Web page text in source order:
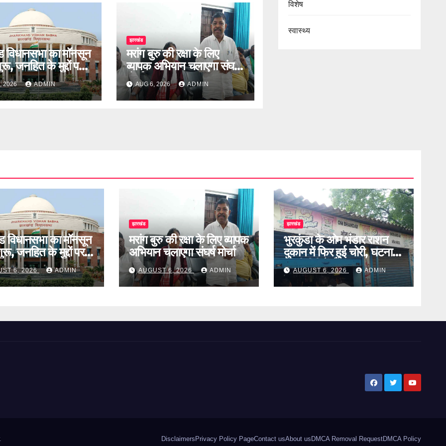
का मॉनसून
जनहित के मुद्दों पर
2026 ADMIN
झारखंड
मरांग बुरु की रक्षा के लिए
व्यापक अभियान चलाएगा संघर्ष
मोर्चाAUG 6, 2026 ADMIN
विशेष
स्वास्थ्य
विधानसभा का मॉनसून
जनहित के मुद्दों पर
6, 2026 ADMIN
झारखंड
मरांग बुरु की रक्षा के लिए व्यापक
अभियान चलाएगा संघर्ष मोर्चा
AUGUST 6, 2026 ADMIN
झारखंड
भुरकुंडा के ओम भंडार राशन
दुकान में फिर हुई चोरी, घटना
सीसीटीवी में कैद
AUGUST 6, 2026 ADMIN
. Disclaimers Privacy Policy PageContact usAbout us DMCA Removal RequestDMCA Policy